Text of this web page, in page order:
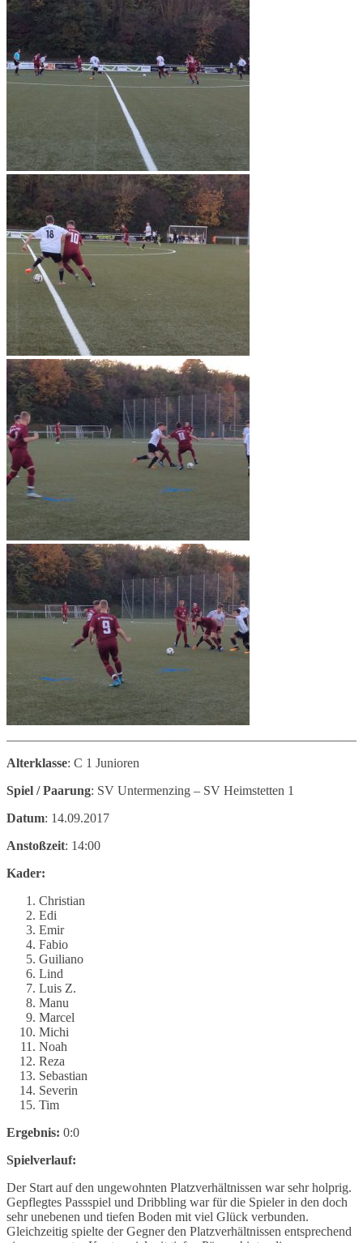
Alterklasse: C 1 Junioren
Spiel / Paarung: SV Untermenzing – SV Heimstetten 1
Datum: 14.09.2017
Anstoßzeit: 14:00
Kader:
Christian
Edi
Emir
Fabio
Guiliano
Lind
Luis Z.
Manu
Marcel
Michi
Noah
Reza
Sebastian
Severin
Tim
Ergebnis: 0:0
Spielverlauf:
Der Start auf den ungewohnten Platzverhältnissen war sehr holprig.
Gepflegtes Passspiel und Dribbling war für die Spieler in den doch
sehr unebenen und tiefen Boden mit viel Glück verbunden.
Gleichzeitig spielte der Gegner den Platzverhältnissen entsprechend